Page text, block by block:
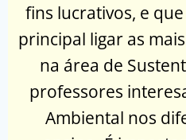
fins lucrativos, e
principal ligar as
na área de
professores
Ambiental nos